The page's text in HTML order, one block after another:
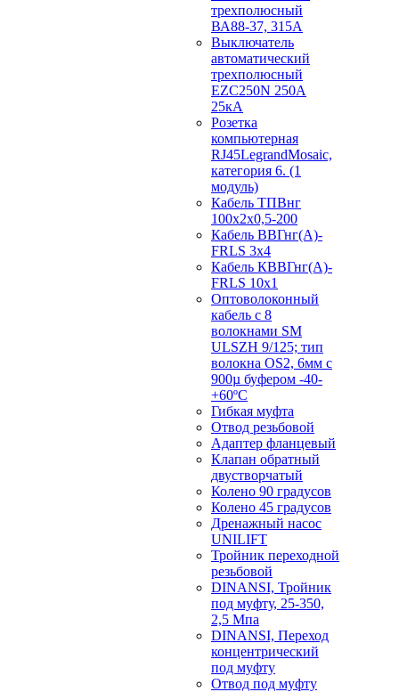
трехполюсный
ВА88-37, 315А
Выключатель
автоматический
трехполюсный
EZC250N 250А
25кА
Розетка
компьютерная
RJ45LegrandMosaic,
категория 6. (1
модуль)
Кабель ТПВнг
100х2х0,5-200
Кабель ВВГнг(А)-
FRLS 3х4
Кабель КВВГнг(А)-
FRLS 10х1
Оптоволоконный
кабель с 8
волокнами SM
ULSZH 9/125; тип
волокна OS2, 6мм с
900µ буфером -40-
+60ºC
Гибкая муфта
Отвод резьбовой
Адаптер фланцевый
Клапан обратный
двустворчатый
Колено 90 градусов
Колено 45 градусов
Дренажный насос
UNILIFT
Тройник переходной
резьбовой
DINANSI, Тройник
под муфту, 25-350,
2,5 Мпа
DINANSI, Переход
концентрический
под муфту
Отвод под муфту